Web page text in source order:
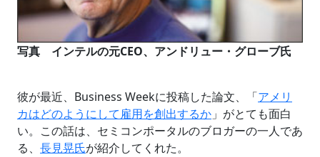
写真 インテルの元CEO、アンドリュー・グローブ氏
彼が最近、Business Weekに投稿した論文、「アメリ
カはどのようにして雇用を創出するか 」がとても面白
い。この話は、セミコンポータルのブロガーの一人であ
る、 長見晃氏が紹介してくれた。